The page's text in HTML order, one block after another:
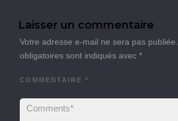
Laisser un commentaire
Votre adresse e-mail ne sera pas publiée.
obligatoires sont indiqués avec *
COMMENTAIRE *